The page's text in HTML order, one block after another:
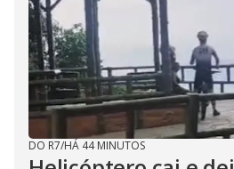
DO R7/HÁ 44 MINUTOS